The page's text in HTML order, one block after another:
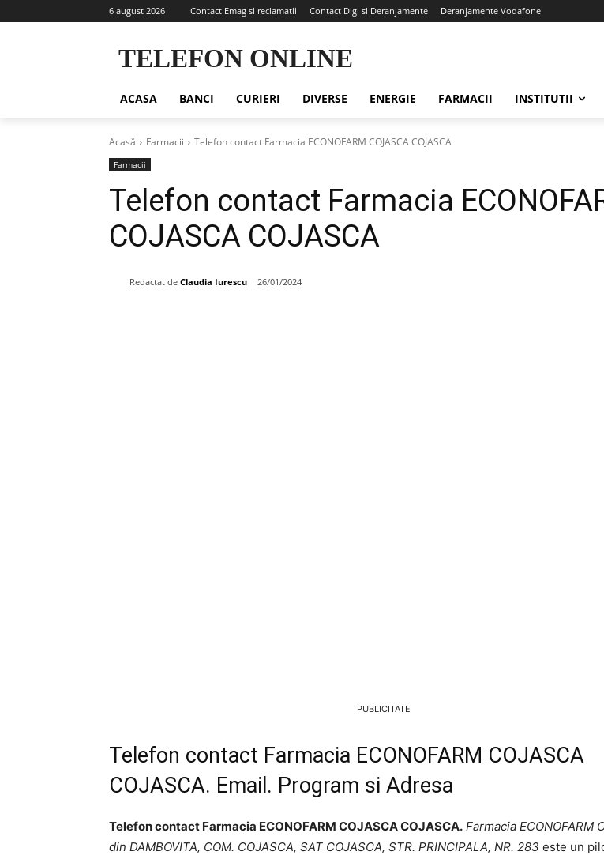
6 august 2026 Contact Emag si reclamatii Contact Digi si Deranjamente Deranjamente Vodafone
TELEFON ONLINE
ACASA BANCI CURIERI DIVERSE ENERGIE FARMACII INSTITUTII
Acasă Farmacii Telefon contact Farmacia ECONOFARM COJASCA COJASCA
Farmacii
Telefon contact Farmacia
COJASCA COJASCA
Redactat de Claudia Iurescu 26/01/2024
PUBLICITATE
Telefon contact Farmacia ECONOFARM COJASCA
COJASCA. Email. Program si Adresa
Telefon contact Farmacia ECONOFARM COJASCA COJASCA. Farmacia ECONOFARM
din DAMBOVITA, COM. COJASCA, SAT COJASCA, STR. PRINCIPALA, NR. 283 este un